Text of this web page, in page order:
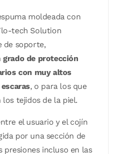
moldeada con
tech Solution
de soporte,
grado de protección
con muy altos
, o para los que
tejidos de la piel.
el usuario y el cojín
por una sección de
presiones incluso en las